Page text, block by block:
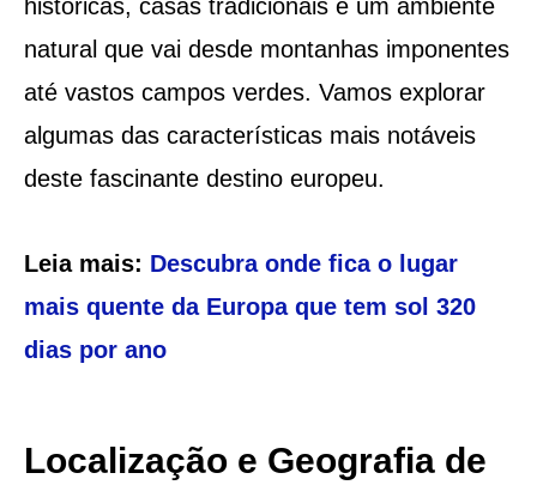
históricas, casas tradicionais e um ambiente
natural que vai desde montanhas imponentes
até vastos campos verdes. Vamos explorar
algumas das características mais notáveis
deste fascinante destino europeu.
Leia mais: Descubra onde fica o lugar
mais quente da Europa que tem sol 320
dias por ano
Localização e Geografia de